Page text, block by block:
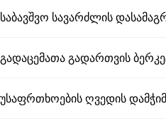
საბავშვო სავარძლის
გადაცემათა გადართვის
უსაფრთხოების ღვედის